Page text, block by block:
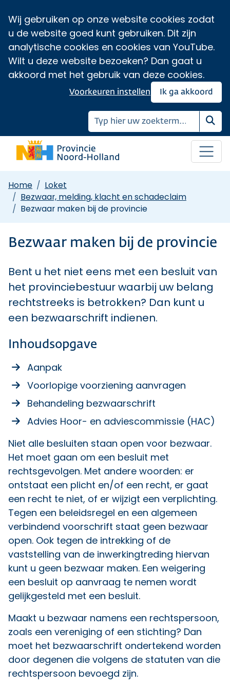
Wij gebruiken op onze website cookies zodat
u de website goed kunt gebruiken. Dit zijn
analytische cookies en cookies van YouTube.
Wilt u deze website bezoeken? Dan gaat u
akkoord met het gebruik van deze cookies.
Ik ga akkoord
Voorkeuren instellen
Home
Loket
Bezwaar, melding, klacht en schadeclaim
Bezwaar maken bij de provincie
Bezwaar maken bij de provincie
Bent u het niet eens met een besluit van
het provinciebestuur waarbij uw belang
rechtstreeks is betrokken? Dan kunt u
een bezwaarschrift indienen.
Inhoudsopgave
Aanpak
Voorlopige voorziening aanvragen
Behandeling bezwaarschrift
Advies Hoor- en adviescommissie (HAC)
Niet alle besluiten staan open voor bezwaar.
Het moet gaan om een besluit met
rechtsgevolgen. Met andere woorden: er
ontstaat een plicht en/of een recht, er gaat
een recht te niet, of er wijzigt een verplichting.
Tegen een beleidsregel en een algemeen
verbindend voorschrift staat geen bezwaar
open. Ook tegen de intrekking of de
vaststelling van de inwerkingtreding hiervan
kunt u geen bezwaar maken. Een weigering
een besluit op aanvraag te nemen wordt
gelijkgesteld met een besluit.
Maakt u bezwaar namens een rechtspersoon,
zoals een vereniging of een stichting? Dan
moet het bezwaarschrift ondertekend worden
door degenen die volgens de statuten van die
rechtspersoon bevoegd zijn.